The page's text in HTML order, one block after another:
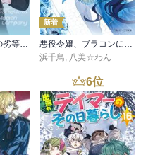
続・魔法科高校の劣等生 メイジアン・カンパニー(11)
新着
悪役令嬢、ブラコンにジョブチェンジします９【電子特典付き】
浜千鳥, 八美☆わん
6位